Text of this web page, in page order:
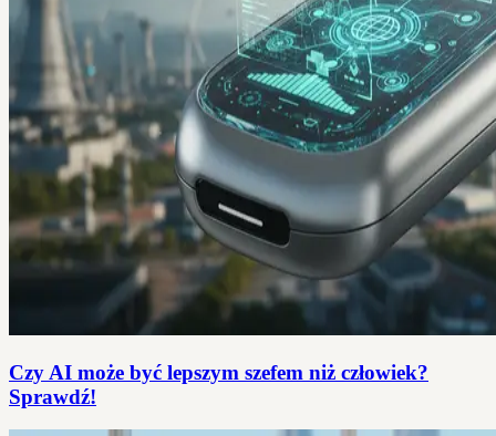
Czy AI może być lepszym szefem niż człowiek?
Sprawdź!